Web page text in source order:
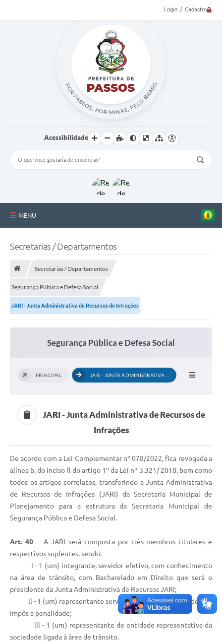
Login / Cadastro
Acessibilidade
MENU
Estrutura Administrativa
Galeria de Fotos
Secretarias / Departamentos
Secretarias / Departamentos
Segurança Pública e Defesa Social
JARI - Junta Administrativa de Recursos de Infrações
Segurança Pública e Defesa Social
PRINCIPAL
JARI - Junta Administrativa de Recursos de
Infrações
De acordo com a Lei Complementar nº 078/2022, fica revogada a
alínea b, do inciso ll do artigo 1º da Lei nº 3.321/ 2018, bem como
todos os artigos correlatos, transferindo a Junta Administrativa
de Recursos de Infrações (JARI) da Secretaria Municipal de
Planejamento para a estrutura da Secretaria Municipal de
Segurança Pública e Defesa Social.
Art. 40- A JARI será composta por três membros titulares e
respectivos suplentes, sendo:
I - 1 (um) integrante, servidor efetivo, com conhecimento
na área de trânsito, com Bacharelado em Direito que será o
presidente da Junta Administrativa de Recursos JARI;
ll - 1 (um) representante servidor do órgão ou entidade que
impôs a penalidade;
lll - 1 (um) representante de entidade representativa da
sociedade ligada à área de trânsito.